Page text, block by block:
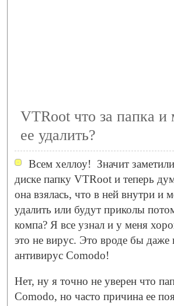
VTRoot что за папка
ее удалить?
Всем хеллоу! Значит
диске папку VTRoot и теперь
она взялась, что в ней внутри и
удалить или будут приколы
компа? Я все узнал и у меня
это не вирус. Это вроде бы даже
антивирус Comodo!
Нет, ну я точно не уверен что
Comodo, но часто причина ее